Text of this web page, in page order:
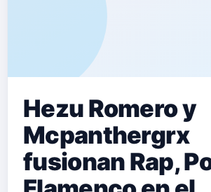
Hezu Romero y
Mcpanthergrx
fusionan Rap,